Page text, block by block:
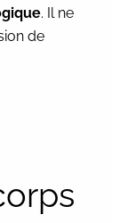
. Il ne
de